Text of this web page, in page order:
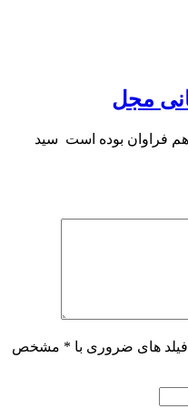
مجل
فراوان بوده است ️ سید
فیلد های ضروری با * مشخص